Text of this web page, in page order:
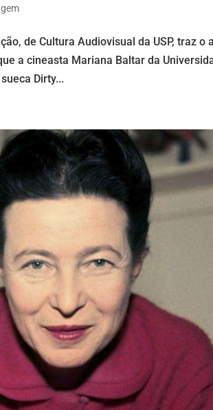
de Cultura Audiovisual da USP, traz o
a cineasta Mariana Baltar da
Dirty...